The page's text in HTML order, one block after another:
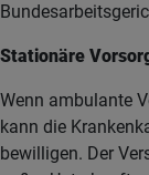
Stationäre
Wenn ambulante
kann die
bewilligen. Der